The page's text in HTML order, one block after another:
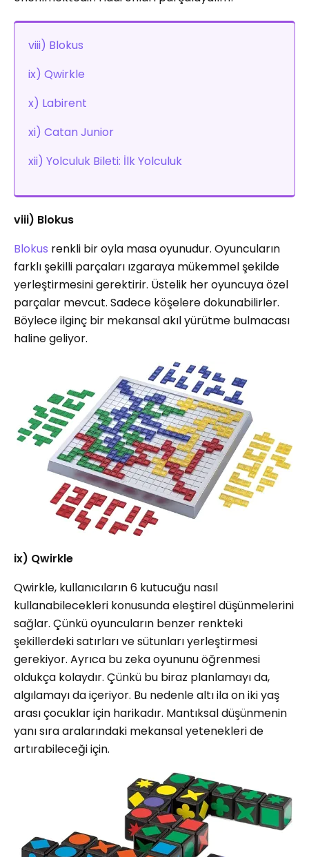
viii) Blokus
ix) Qwirkle
x) Labirent
xi) Catan Junior
xii) Yolculuk Bileti: İlk Yolculuk
viii) Blokus
Blokus renkli bir oyla masa oyunudur. Oyuncuların
farklı şekilli parçaları ızgaraya mükemmel şekilde
yerleştirmesini gerektirir. Üstelik her oyuncuya özel
parçalar mevcut. Sadece köşelere dokunabilirler.
Böylece ilginç bir mekansal akıl yürütme bulmacası
haline geliyor.
ix) Qwirkle
Qwirkle, kullanıcıların 6 kutucuğu nasıl
kullanabilecekleri konusunda eleştirel düşünmelerini
sağlar. Çünkü oyuncuların benzer renkteki
şekillerdeki satırları ve sütunları yerleştirmesi
gerekiyor. Ayrıca bu zeka oyununu öğrenmesi
oldukça kolaydır. Çünkü bu biraz planlamayı da,
algılamayı da içeriyor. Bu nedenle altı ila on iki yaş
arası çocuklar için harikadır. Mantıksal düşünmenin
yanı sıra aralarındaki mekansal yetenekleri de
artırabileceği için.